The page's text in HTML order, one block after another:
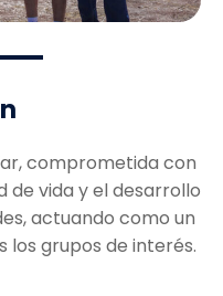
comprometida con
de vida y el desarrollo
actuando como un
los grupos de interés.